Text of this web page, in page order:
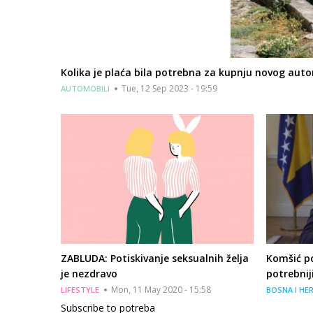
Kolika je plaća bila potrebna za kupnju novog
AUTOMOBILI Tue, 12 Sep 2023 - 19:59
ZABLUDA: Potiskivanje seksualnih želja
je nezdravo
LIFESTYLE Mon, 11 May 2020 - 15:58
Komšić
BOSNA I
Subscribe to potreba